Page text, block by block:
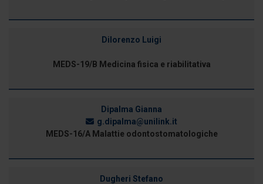
Dilorenzo Luigi
MEDS-19/B Medicina fisica e riabilitativa
Dipalma Gianna
g.dipalma@unilink.it
MEDS-16/A Malattie odontostomatologiche
Dugheri Stefano